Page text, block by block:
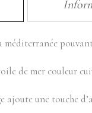
méditerranée
de mer couleur
ajoute une touche